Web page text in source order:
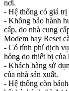
nơi.
- Hệ thống có giá
- Không bảo hành
cấp, do nhà cung
Modem hay Reset
- Có tính phí dịch
hỏng do thiết bị của
- Khách hàng sử
của nhà sản xuất.
- Hệ thống còn